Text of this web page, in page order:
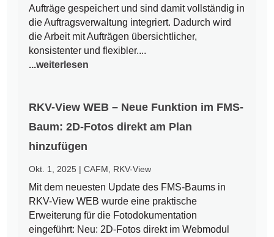
Aufträge gespeichert und sind damit vollständig in
die Auftragsverwaltung integriert. Dadurch wird
die Arbeit mit Aufträgen übersichtlicher,
konsistenter und flexibler....
...weiterlesen
RKV-View WEB – Neue Funktion im FMS-
Baum: 2D-Fotos direkt am Plan
hinzufügen
Okt. 1, 2025 |CAFM RKV-View
Mit dem neuesten Update des FMS-Baums in
RKV-View WEB wurde eine praktische
Erweiterung für die Fotodokumentation
eingeführt: Neu: 2D-Fotos direkt im Webmodul